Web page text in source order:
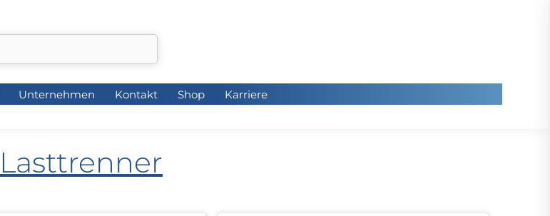
Unternehmen Kontakt Shop Karriere
Lasttrenner
Unternehmen Kontakt